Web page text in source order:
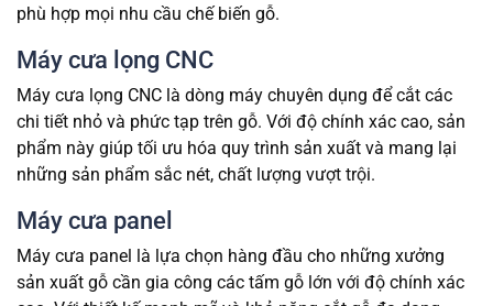
phù hợp mọi nhu cầu chế biến gỗ.
Máy cưa lọng CNC
Máy cưa lọng CNC là dòng máy chuyên dụng để cắt các
chi tiết nhỏ và phức tạp trên gỗ. Với độ chính xác cao, sản
phẩm này giúp tối ưu hóa quy trình sản xuất và mang lại
những sản phẩm sắc nét, chất lượng vượt trội.
Máy cưa panel
Máy cưa panel là lựa chọn hàng đầu cho những xưởng
sản xuất gỗ cần gia công các tấm gỗ lớn với độ chính xác